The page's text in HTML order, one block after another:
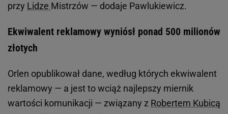
przy Lidze Mistrzów — dodaje Pawlukiewicz.
Ekwiwalent reklamowy wyniósł ponad 500 milionów
złotych
Orlen opublikował dane, według których ekwiwalent
reklamowy — a jest to wciąż najlepszy miernik
wartości komunikacji — związany z Robertem Kubicą